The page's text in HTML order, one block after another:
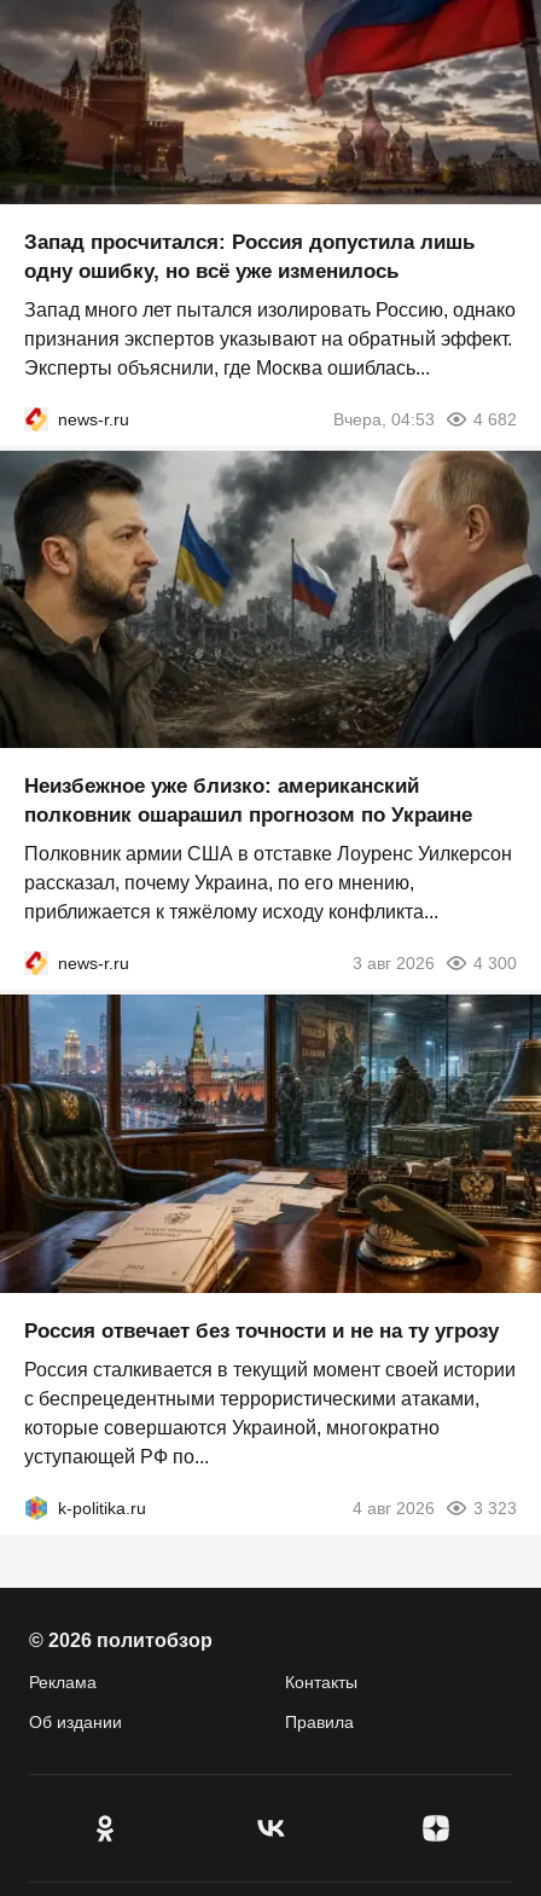
Запад просчитался: Россия допустила лишь
одну ошибку, но всё уже изменилось
Запад много лет пытался изолировать Россию, однако
признания экспертов указывают на обратный эффект.
Эксперты объяснили, где Москва ошиблась...
news-r.ru Вчера, 04:53 4 682
Неизбежное уже близко: американский
полковник ошарашил прогнозом по Украине
Полковник армии США в отставке Лоуренс Уилкерсон
рассказал, почему Украина, по его мнению,
приближается к тяжёлому исходу конфликта...
news-r.ru 3 авг 2026 4 300
Россия отвечает без точности и не на ту угрозу
Россия сталкивается в текущий момент своей истории
с беспрецедентными террористическими атаками,
которые совершаются Украиной, многократно
уступающей РФ по...
k-politika.ru 4 авг 2026 3 323
© 2026 политобзор
Реклама Контакты
Об издании Правила